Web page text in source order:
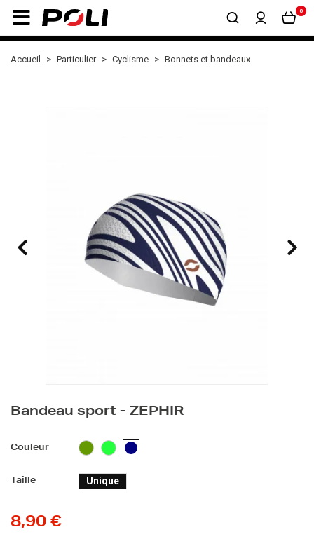
0
Accueil Particulier Cyclisme Bonnets et bandeaux
Bandeau sport - ZEPHIR
Couleur VERTVERT
FLUO
BLEU
MARINE
Taille Unique
8,90 €